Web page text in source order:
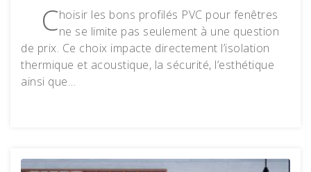
Choisir les bons profilés PVC pour fenêtres
ne se limite pas seulement à une question
de prix. Ce choix impacte directement l’isolation
thermique et acoustique, la sécurité, l’esthétique
ainsi que…